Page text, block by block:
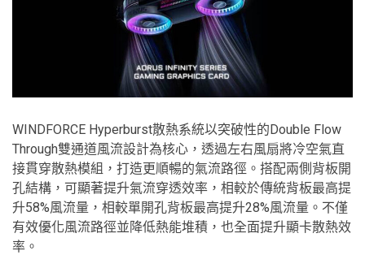
WINDFORCE Hyperburst散熱系統以突破性的Double Flow
Through雙通道風流設計為核心，透過左右風扇將冷空氣直
接貫穿散熱模組，打造更順暢的氣流路徑。搭配兩側背板開
孔結構，可顯著提升氣流穿透效率，相較於傳統背板最高提
升58%風流量，相較單開孔背板最高提升28%風流量。不僅
有效優化風流路徑並降低熱能堆積，也全面提升顯卡散熱效
率。